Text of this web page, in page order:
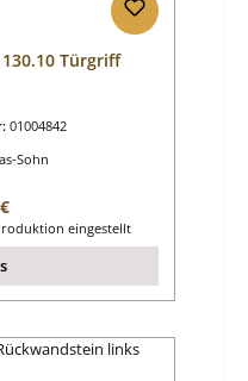
Türgriff
01004842
Sohn
Preis:
eingestellt